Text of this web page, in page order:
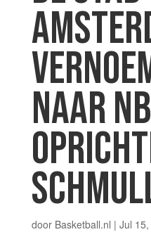
NAAR
door Basketball.nl | Jul